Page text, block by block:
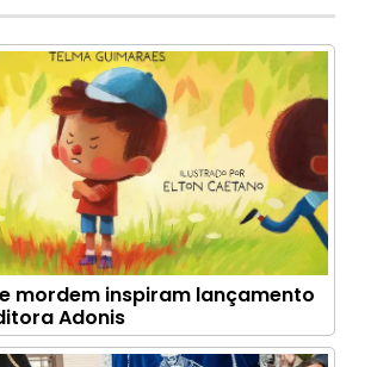
mordem inspiram lançamento
Adonis